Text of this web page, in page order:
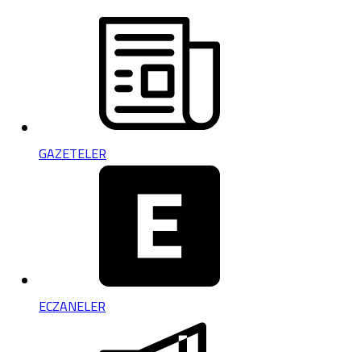
GAZETELER
ECZANELER